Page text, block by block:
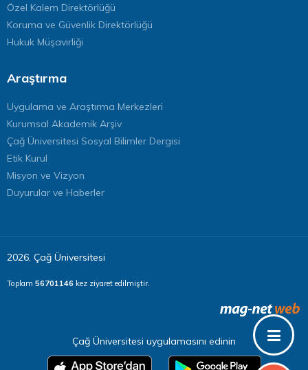
Özel Kalem Direktörlüğü
Koruma ve Güvenlik Direktörlüğü
Hukuk Müşavirliği
Araştırma
Uygulama ve Araştırma Merkezleri
Kurumsal Akademik Arşiv
Çağ Üniversitesi Sosyal Bilimler Dergisi
Etik Kurul
Misyon ve Vizyon
Duyurular ve Haberler
2026, Çağ Üniversitesi
Toplam 56701146 kez ziyaret edilmiştir.
Çağ Üniversitesi uygulamasını edinin